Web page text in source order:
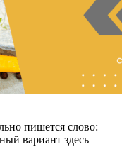
пишется слово:
вариант здесь